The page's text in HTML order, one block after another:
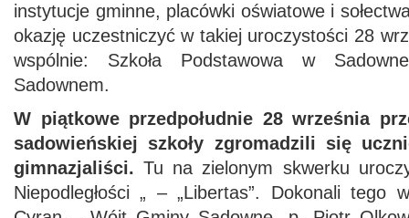
instytucje gminne, placówki oświatowe i
okazję uczestniczyć w takiej uroczystości 28
wspólnie: Szkoła Podstawowa w
Sadownem.
W piątkowe przedpołudnie 28 września
sadowieńskiej szkoły zgromadzili się
gimnazjaliści. Tu na zielonym skwerku
Niepodległości „ – „Libertas”. Dokonali tego